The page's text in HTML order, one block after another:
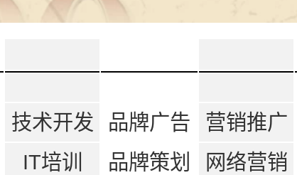
技术开发 品牌广告 营销推广
IT培训 品牌策划 网络营销